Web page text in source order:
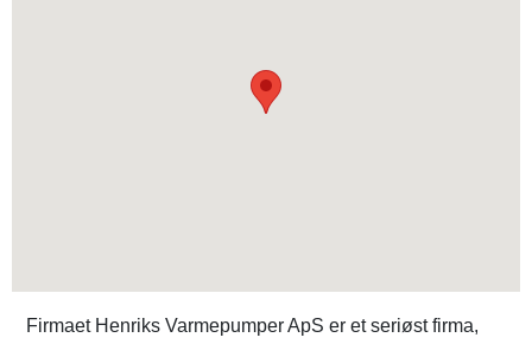
Firmaet Henriks Varmepumper ApS er et seriøst firma,